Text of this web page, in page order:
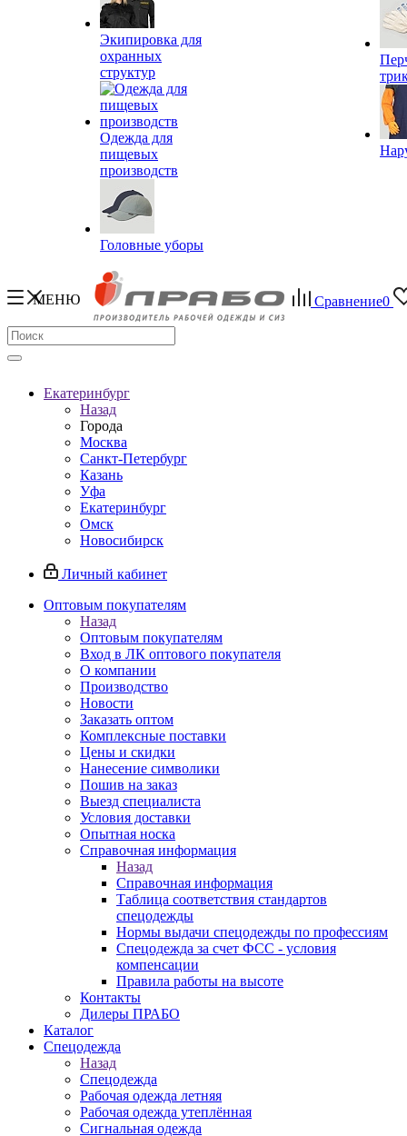
Экипировка для
охранных
структур
Одежда для
пищевых
производств
Головные уборы
МЕНЮ Сравнение0
Екатеринбург
Назад
Города
Москва
Санкт-Петербург
Казань
Уфа
Екатеринбург
Омск
Новосибирск
Личный кабинет
Оптовым покупателям
Назад
Оптовым покупателям
Вход в ЛК оптового покупателя
О компании
Производство
Новости
Заказать оптом
Комплексные поставки
Цены и скидки
Нанесение символики
Пошив на заказ
Выезд специалиста
Условия доставки
Опытная носка
Справочная информация
Назад
Справочная информация
Таблица соответствия стандартов
спецодежды
Нормы выдачи спецодежды по профессиям
Спецодежда за счет ФСС - условия
компенсации
Правила работы на высоте
Контакты
Дилеры ПРАБО
Каталог
Спецодежда
Назад
Спецодежда
Рабочая одежда летняя
Рабочая одежда утеплённая
Сигнальная одежда